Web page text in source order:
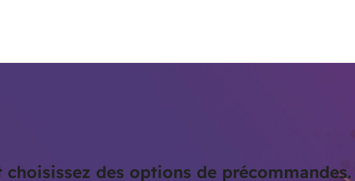
des options de précommandes.